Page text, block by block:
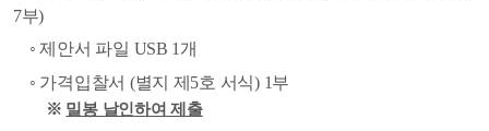
7부)
◦ 제안서 파일 USB 1 개
◦ 가격입찰서 (별지 제 5호 서식) 1부
※ 밀봉 날인하여 제출